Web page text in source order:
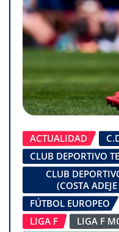
ACTUALIDAD
CLUB DEPORTIVO
CLUB
(COSTA
FÚTBOL EUROPEO
LIGA F
LIGA F